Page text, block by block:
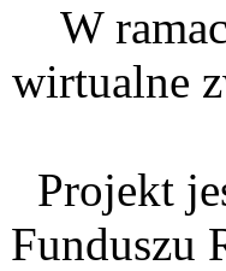
W
wirtualne
Projekt
Funduszu